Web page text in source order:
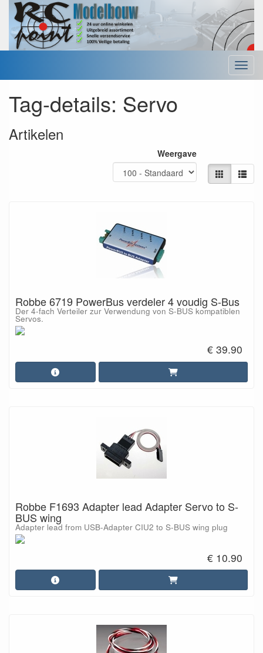
Menu
Tag-details: Servo
Artikelen
Weergave
Robbe 6719 PowerBus verdeler 4 voudig S-Bus
Der 4-fach Verteiler zur Verwendung von S-BUS kompatiblen
Servos.
€ 39.90
Robbe F1693 Adapter lead Adapter Servo to S-
BUS wing
Adapter lead from USB-Adapter CIU2 to S-BUS wing plug
€ 10.90